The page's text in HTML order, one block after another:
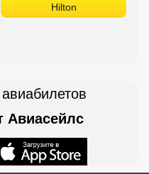
Hilton
Авиасейлс